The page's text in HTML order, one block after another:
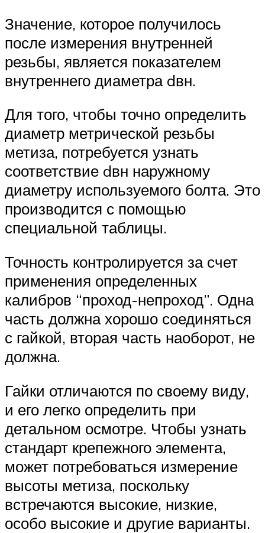
Значение, которое получилось
после измерения внутренней
резьбы, является показателем
внутреннего диаметра dвн.
Для того, чтобы точно определить
диаметр метрической резьбы
метиза, потребуется узнать
соответствие dвн наружному
диаметру используемого болта. Это
производится с помощью
специальной таблицы.
Точность контролируется за счет
применения определенных
калибров “проход-непроход”. Одна
часть должна хорошо соединяться
с гайкой, вторая часть наоборот, не
должна.
Гайки отличаются по своему виду,
и его легко определить при
детальном осмотре. Чтобы узнать
стандарт крепежного элемента,
может потребоваться измерение
высоты метиза, поскольку
встречаются высокие, низкие,
особо высокие и другие варианты.